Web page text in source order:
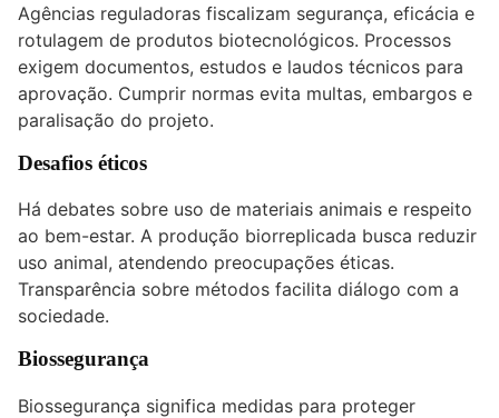
Agências reguladoras fiscalizam segurança, eficácia e
rotulagem de produtos biotecnológicos. Processos
exigem documentos, estudos e laudos técnicos para
aprovação. Cumprir normas evita multas, embargos e
paralisação do projeto.
Desafios éticos
Há debates sobre uso de materiais animais e respeito
ao bem-estar. A produção biorreplicada busca reduzir
uso animal, atendendo preocupações éticas.
Transparência sobre métodos facilita diálogo com a
sociedade.
Biossegurança
Biossegurança significa medidas para proteger